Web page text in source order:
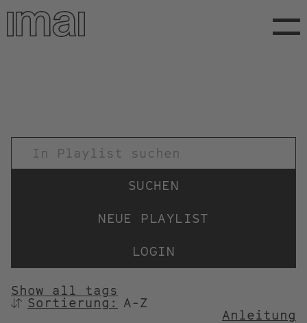
Direkt
zum
Inhalt
NEUE PLAYLIST
LOGIN
Show all tags
SORTIEREN
Sortierung:
Anleitung